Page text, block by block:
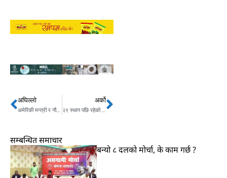
Prev
अघिल्लो
अमेरिकी मन्त्री र नौसेनाध्यक्ष नेपालमा के गर्दैछन् ?
अर्को
२९ स्थान पछि रहेको लेबनानसँग भिड्दै नेपालNext
सम्बन्धित समाचार
बन्यो ८ दलको मोर्चा, के काम गर्छ ?